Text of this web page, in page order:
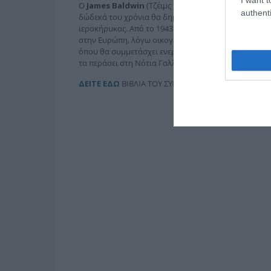
Ο James Baldwin (Τζέιμς Μπόλντουιν) γεννήθηκε
δώδεκά του χρόνια θα δημοσιεύσει το πρώτο του
ιεροκήρυκας. Από το 1943 αφιερώνεται
στην Ευρώπη, λόγω οικογενειακών και προσωπικών
όπου θα συμμετάσχει ενεργά στο Κίνημα
τα περάσει στη Νότια Γαλλία όπου και θα πεθάνει
ΔΕΙΤΕ ΕΔΩ ΒΙΒΛΙΑ ΤΟΥ ΣΥΓΓΡΑΦΕΑ ΣΤΙΣ ΕΚΔΟΣΕΙΣ